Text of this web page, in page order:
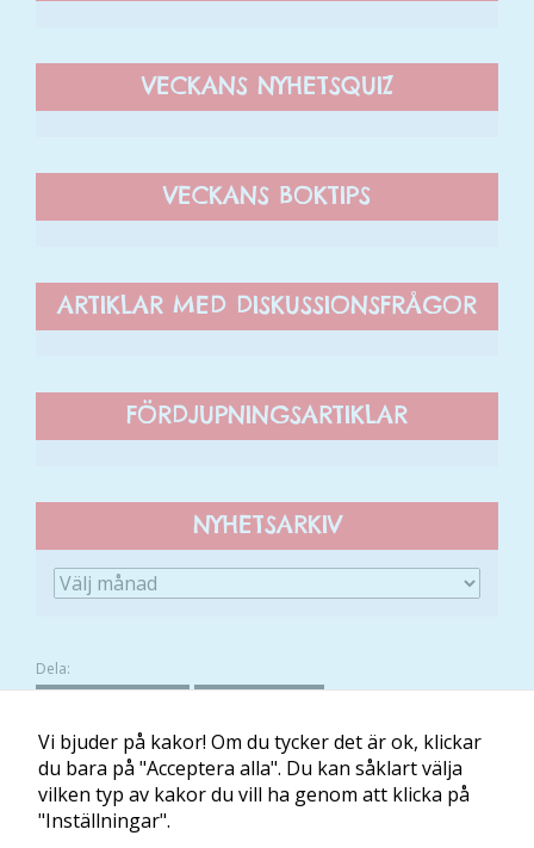
VECKANS NYHETSQUIZ
VECKANS BOKTIPS
ARTIKLAR MED DISKUSSIONSFRÅGOR
FÖRDJUPNINGSARTIKLAR
NYHETSARKIV
Dela:
Om Minibladet Villkor Mina kakor
Vi bjuder på kakor! Om du tycker det är ok, klickar
du bara på "Acceptera alla". Du kan såklart välja
vilken typ av kakor du vill ha genom att klicka på
"Inställningar".
går inte att
välja bort. De
över huvud
taget ska
Statistik
och
baserat på
hur hemsidan
används.